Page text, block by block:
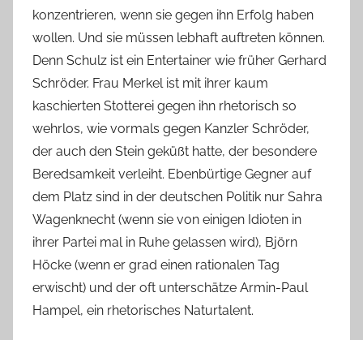
konzentrieren, wenn sie gegen ihn Erfolg haben
wollen. Und sie müssen lebhaft auftreten können.
Denn Schulz ist ein Entertainer wie früher Gerhard
Schröder. Frau Merkel ist mit ihrer kaum
kaschierten Stotterei gegen ihn rhetorisch so
wehrlos, wie vormals gegen Kanzler Schröder,
der auch den Stein geküßt hatte, der besondere
Beredsamkeit verleiht. Ebenbürtige Gegner auf
dem Platz sind in der deutschen Politik nur Sahra
Wagenknecht (wenn sie von einigen Idioten in
ihrer Partei mal in Ruhe gelassen wird), Björn
Höcke (wenn er grad einen rationalen Tag
erwischt) und der oft unterschätze Armin-Paul
Hampel, ein rhetorisches Naturtalent.